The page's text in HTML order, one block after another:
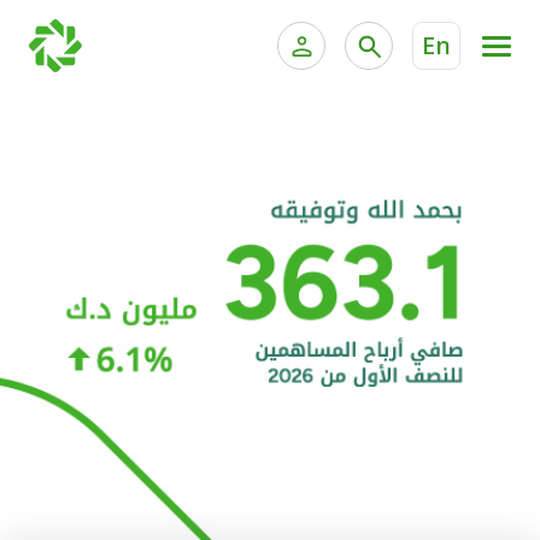
En
الخدمات المصرفية الإلكترونية للشركات
خدمة "بيتك" للتداول الإلكتروني
الحسابات المصرفية
البطاقات
"برامج العملاء"